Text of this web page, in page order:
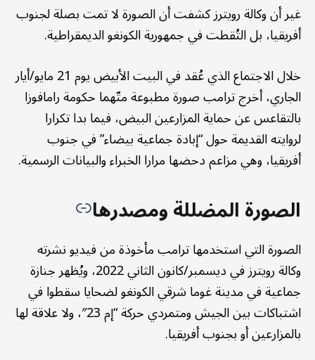
غير أن وكالة رويترز كشفت أن الصورة لا تمت بصلة لجنوب
أفريقيا، بل التُقطت في جمهورية الكونغو الديمقراطية.
خلال الاجتماع الذي عُقد في البيت الأبيض يوم 21 مايو/أيار
الجاري، أخرج ترامب صورة مطبوعة متّهما حكومة رامافوزا
بالتقاعس عن حماية المزارعين البيض، فيما بدا تكرارا
لروايته القديمة حول “إبادة جماعية بيضاء” في جنوب
أفريقيا، وهي مزاعم دحضها مرارا الخبراء والبيانات الرسمية.
الصورة المضللة ومصدرها
الصورة التي استخدمها ترامب مأخوذة من فيديو نشرته
وكالة رويترز في ديسمبر/كانون الثاني 2022، ويُظهر جنازة
جماعية في مدينة غوما شرقي الكونغو لضحايا سقطوا في
اشتباكات بين الجيش ومتمردي حركة “إم 23″، ولا علاقة لها
بالمزارعين أو بجنوب أفريقيا.